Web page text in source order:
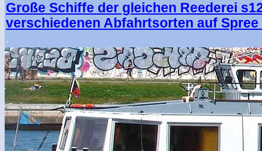
Große Schiffe der gleichen Reederei
verschiedenen Abfahrtsorten auf Spree
.